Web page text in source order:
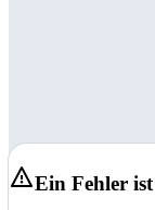
Ein Fehler